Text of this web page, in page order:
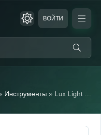
ВОЙТИ
Инструменты » Lux Light Meter Photometer PRO (Мод, Pro Unlocked)